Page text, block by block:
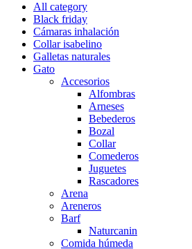
All category
Black friday
Cámaras inhalación
Collar isabelino
Galletas naturales
Gato
Accesorios
Alfombras
Arneses
Bebederos
Bozal
Collar
Comederos
Juguetes
Rascadores
Arena
Areneros
Barf
Naturcanin
Comida húmeda